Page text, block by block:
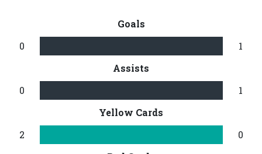
Goals
0
1
Assists
0
1
Yellow Cards
2
0